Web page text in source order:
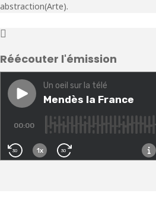
abstraction(Arte).
Réécouter l'émission